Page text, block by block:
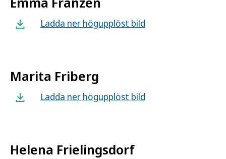
Ladda ner högupplöst bild
Marita Friberg
Ladda ner högupplöst bild
Helena Frielingsdorf